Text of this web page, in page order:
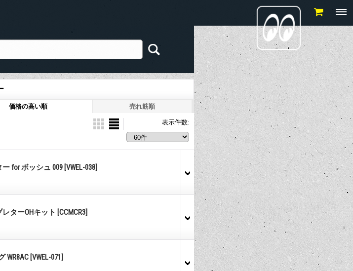
価格の高い順 売れ筋順
表示件数:
for ボッシュ 009 [VWEL-038]
ターOHキット [CCMCR3]
WR8AC [VWEL-071]